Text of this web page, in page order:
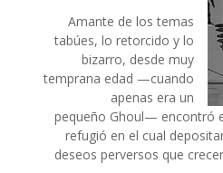
Amante de los temas
tabúes, lo retorcido y lo
bizarro, desde muy
temprana edad —cuando
apenas era un
pequeño Ghoul— encontró
refugió en el cual
deseos perversos que